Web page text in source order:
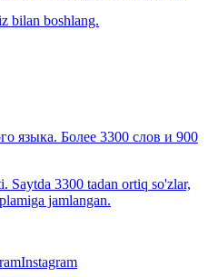
bilan boshlang.
языка. Более 3300 слов и 900
Saytda 3300 tadan ortiq so'zlar,
jamlangan.
Instagram